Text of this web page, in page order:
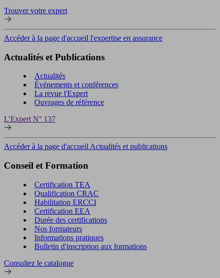
Trouver votre expert
Accéder à la page d'accueil l'expertise en assurance
Actualités et Publications
Actualités
Événements et conférences
La revue l'Expert
Ouvrages de référence
L'Expert N° 137
Accéder à la page d'accueil Actualités et publications
Conseil et Formation
Certification TEA
Qualification CRAC
Habilitation ERCCI
Certification EEA
Durée des certifications
Nos formateurs
Informations pratiques
Bulletin d'inscription aux formations
Consultez le catalogue